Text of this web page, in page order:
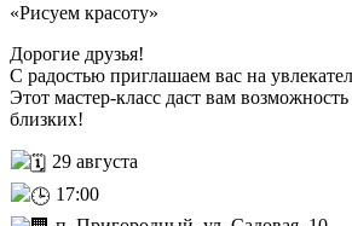
«Рисуем красоту»
Дорогие друзья!
С радостью приглашаем вас на
Этот мастер-класс даст вам
близких!
29 августа
17:00